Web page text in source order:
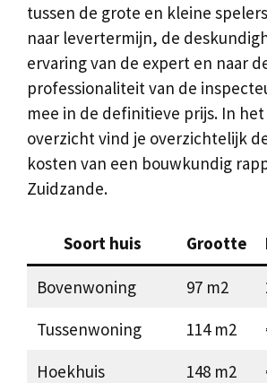
tussen de grote en kleine
naar levertermijn, de
ervaring van de expert en naar
professionaliteit van de
mee in de definitieve prijs. In
overzicht vind je overzichtelijk
kosten van een bouwkundig
Zuidzande.
Soort huis Grootte
Bovenwoning 97 m2
Tussenwoning
114 m2
Hoekhuis
148 m2